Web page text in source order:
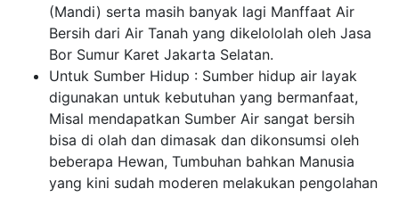
(Mandi) serta masih banyak lagi Manffaat Air
Bersih dari Air Tanah yang dikelololah oleh Jasa
Bor Sumur Karet Jakarta Selatan.
Untuk Sumber Hidup : Sumber hidup air layak
digunakan untuk kebutuhan yang bermanfaat,
Misal mendapatkan Sumber Air sangat bersih
bisa di olah dan dimasak dan dikonsumsi oleh
beberapa Hewan, Tumbuhan bahkan Manusia
yang kini sudah moderen melakukan pengolahan